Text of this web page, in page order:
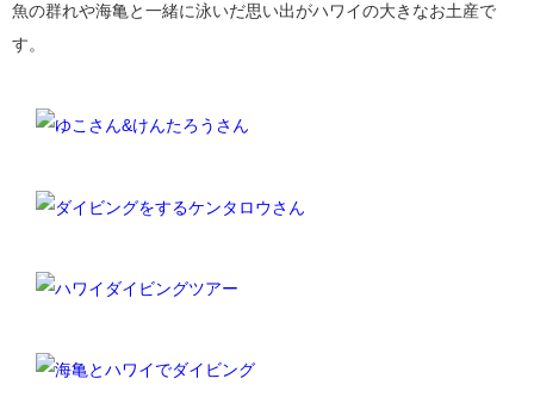
魚の群れや海亀と一緒に泳いだ思い出がハワイの大きなお土産で
す。